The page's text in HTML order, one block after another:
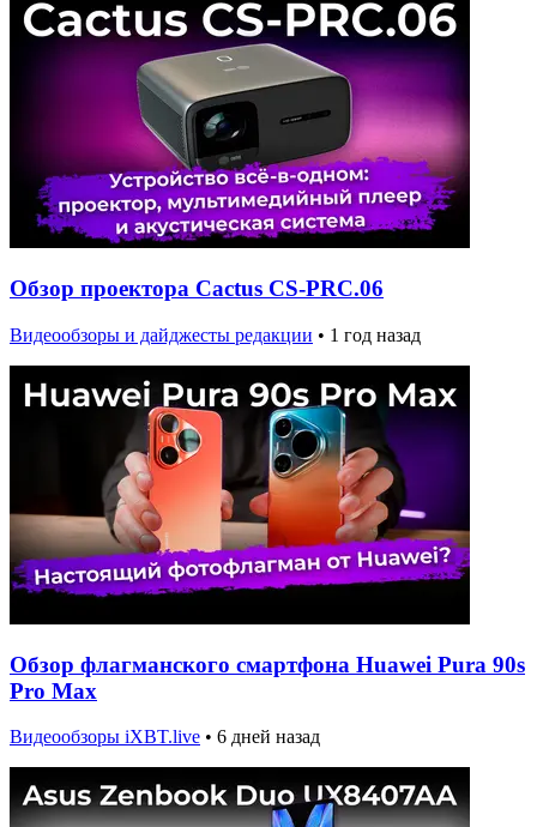
Обзор проектора Cactus CS-PRC.06
Видеообзоры и дайджесты редакции • 1 год назад
Обзор флагманского смартфона Huawei Pura 90s
Pro Max
Видеообзоры iXBT.live • 6 дней назад